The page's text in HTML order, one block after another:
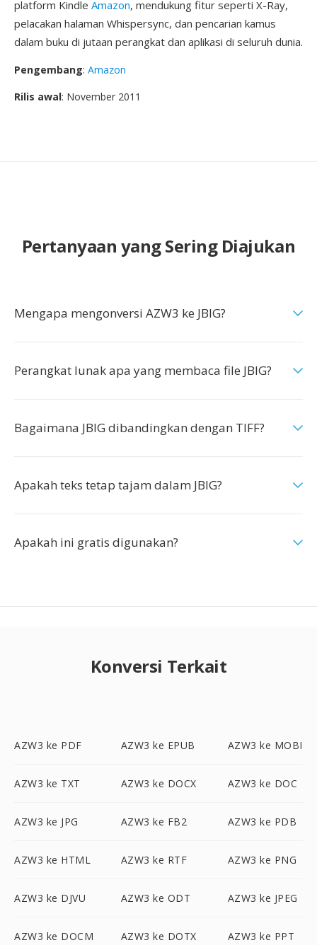
platform Kindle Amazon, mendukung fitur seperti X-Ray,
pelacakan halaman Whispersync, dan pencarian kamus
dalam buku di jutaan perangkat dan aplikasi di seluruh dunia.
Pengembang: Amazon
Rilis awal: November 2011
Pertanyaan yang Sering Diajukan
Mengapa mengonversi AZW3 ke JBIG?
Perangkat lunak apa yang membaca file JBIG?
Bagaimana JBIG dibandingkan dengan TIFF?
Apakah teks tetap tajam dalam JBIG?
Apakah ini gratis digunakan?
Konversi Terkait
AZW3 ke PDF AZW3 ke EPUB AZW3 ke MOBI
AZW3 ke TXT AZW3 ke DOCX AZW3 ke DOC
AZW3 ke JPG AZW3 ke FB2 AZW3 ke PDB
AZW3 ke HTML AZW3 ke RTF AZW3 ke PNG
AZW3 ke DJVU AZW3 ke ODT AZW3 ke JPEG
AZW3 ke DOCM AZW3 ke DOTX AZW3 ke PPT